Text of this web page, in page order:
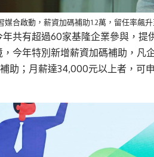
媒合啟動，薪資加碼補助1.2萬，留任率飆
年共有超過60家基隆企業參與，
今年特別新增薪資加碼補助，凡
助；月薪達34,000元以上者，可